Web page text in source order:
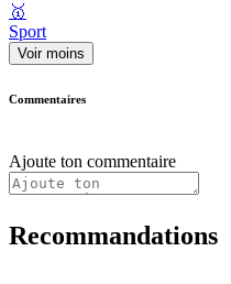
🥇
Sport
Voir moins
Commentaires
Ajoute ton commentaire
Recommandations